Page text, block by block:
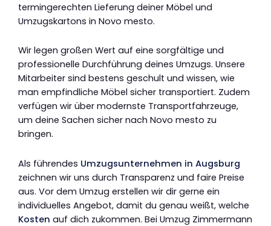
termingerechten Lieferung deiner Möbel und
Umzugskartons in Novo mesto.
Wir legen großen Wert auf eine sorgfältige und
professionelle Durchführung deines Umzugs. Unsere
Mitarbeiter sind bestens geschult und wissen, wie
man empfindliche Möbel sicher transportiert. Zudem
verfügen wir über modernste Transportfahrzeuge,
um deine Sachen sicher nach Novo mesto zu
bringen.
Als führendes Umzugsunternehmen in Augsburg
zeichnen wir uns durch Transparenz und faire Preise
aus. Vor dem Umzug erstellen wir dir gerne ein
individuelles Angebot, damit du genau weißt, welche
Kosten auf dich zukommen. Bei Umzug Zimmermann